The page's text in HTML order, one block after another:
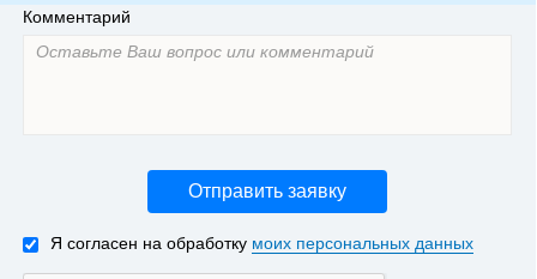
Комментарий
Отправить заявку
Я согласен на обработку моих персональных данных